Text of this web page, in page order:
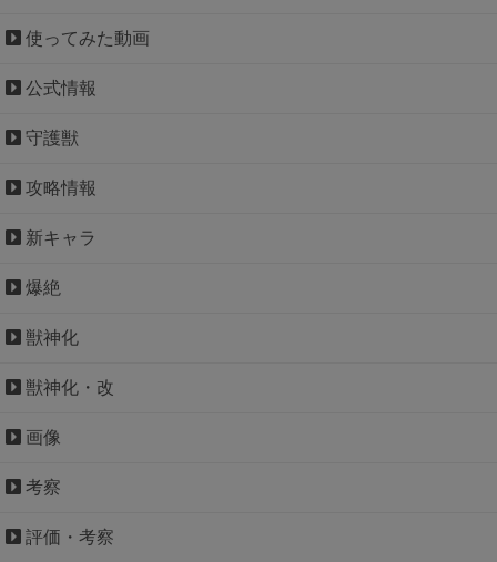
使ってみた動画
公式情報
守護獣
攻略情報
新キャラ
爆絶
獣神化
獣神化・改
画像
考察
評価・考察